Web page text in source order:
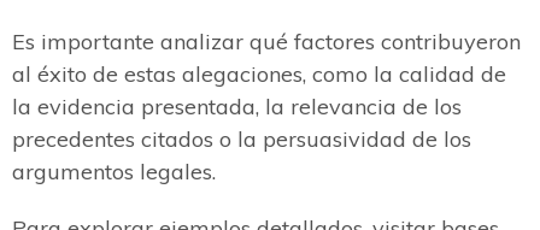
Es importante analizar qué factores contribuyeron
al éxito de estas alegaciones, como la calidad de
la evidencia presentada, la relevancia de los
precedentes citados o la persuasividad de los
argumentos legales.